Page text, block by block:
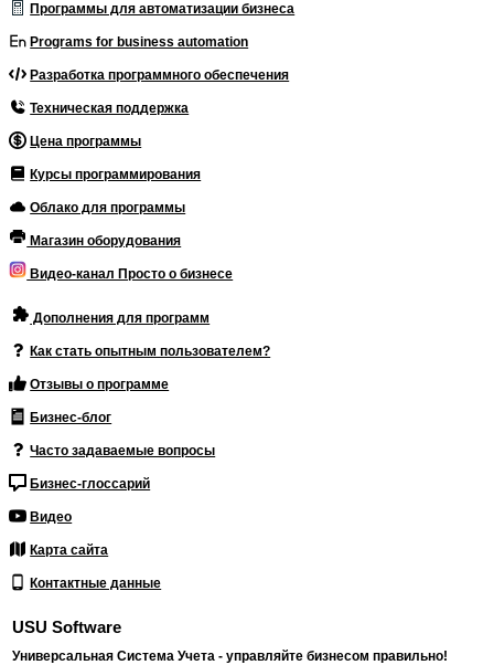
Программы для автоматизации бизнеса
Programs for business automation
Разработка программного обеспечения
Техническая поддержка
Цена программы
Курсы программирования
Облако для программы
Магазин оборудования
Видео-канал Просто о бизнесе
Дополнения для программ
Как стать опытным пользователем?
Отзывы о программе
Бизнес-блог
Часто задаваемые вопросы
Бизнес-глоссарий
Видео
Карта сайта
Контактные данные
USU Software
Универсальная Система Учета - управляйте бизнесом правильно!